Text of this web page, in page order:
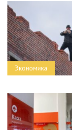
Экономика